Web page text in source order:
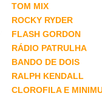
TOM MIX
ROCKY RYDER
FLASH GORDON
RÁDIO PATRULHA
BANDO DE DOIS
RALPH KENDALL
CLOROFILA E